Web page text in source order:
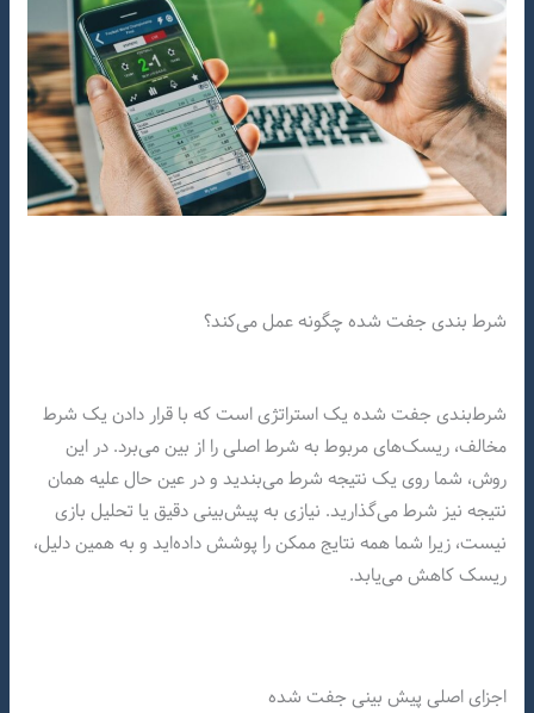
شرط بندی جفت شده چگونه عمل می‌کند؟
شرط‌بندی جفت شده یک استراتژی است که با قرار دادن یک شرط
مخالف، ریسک‌های مربوط به شرط اصلی را از بین می‌برد. در این
روش، شما روی یک نتیجه شرط می‌بندید و در عین حال علیه همان
نتیجه نیز شرط می‌گذارید. نیازی به پیش‌بینی دقیق یا تحلیل بازی
نیست، زیرا شما همه نتایج ممکن را پوشش داده‌اید و به همین دلیل،
ریسک کاهش می‌یابد.
اجزای اصلی پیش بینی جفت شده